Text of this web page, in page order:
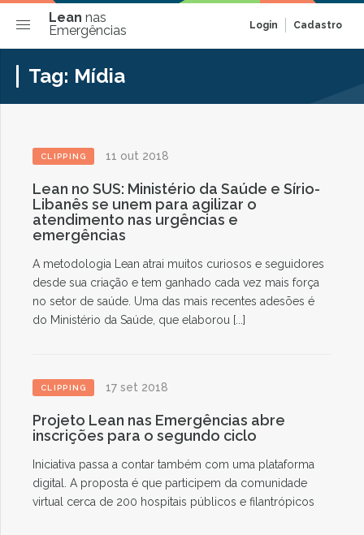
Lean nas
Emergências
Login Cadastro
Tag: Mídia
CLIPPING 11 out 2018
Lean no SUS: Ministério da Saúde e Sírio-
Libanês se unem para agilizar o
atendimento nas urgências e
emergências
A metodologia Lean atrai muitos curiosos e seguidores
desde sua criação e tem ganhado cada vez mais força
no setor de saúde. Uma das mais recentes adesões é
do Ministério da Saúde, que elaborou [...]
CLIPPING 17 set 2018
Projeto Lean nas Emergências abre
inscrições para o segundo ciclo
Iniciativa passa a contar também com uma plataforma
digital. A proposta é que participem da comunidade
virtual cerca de 200 hospitais públicos e filantrópicos